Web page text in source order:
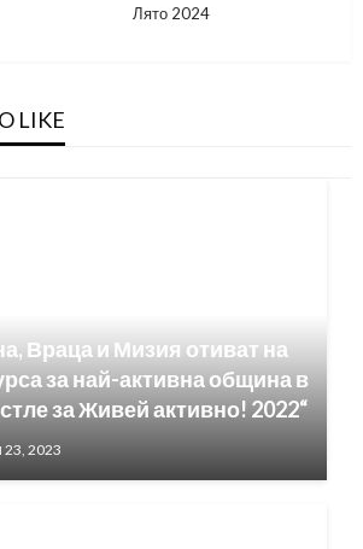
Лято 2024
LIKE
Враца и Мизия отиват на
за най-активна община в
за Живей активно! 2022“
23, 2023